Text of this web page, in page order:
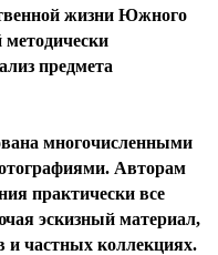
жизни Южного
методически
предмета
многочисленными
Авторам
практически все
эскизный материал,
и частных коллекциях.